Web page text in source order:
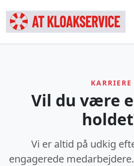
KARRIERE
Vil du være
Vi er altid på udkig
engagerede